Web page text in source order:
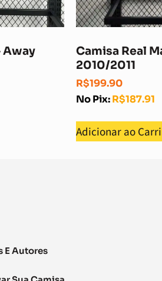
Away
Camisa Real
2010/2011
R$199.90
No Pix:R$187.91
Adicionar ao
E Autores